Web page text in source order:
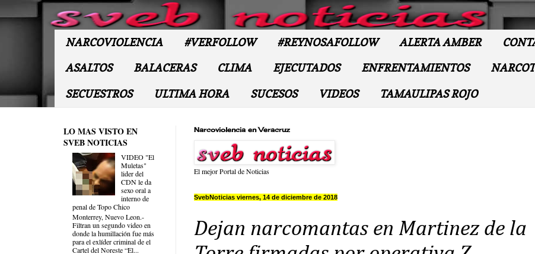
NARCOVIOLENCIA #VERFOLLOW #REYNOSAFOLLOW ALERTA AMBER
ASALTOS BALACERAS CLIMA EJECUTADOS ENFRENTAMIENTOS
SECUESTROS ULTIMA HORA SUCESOS VIDEOS TAMAULIPAS ROJO
Narcoviolencia en Veracruz
El mejor Portal de Noticias
SvebNoticias viernes, 14 de diciembre de 2018
Dejan narcomantas en Martinez de la
LO MAS VISTO EN
SVEB NOTICIAS
VIDEO "El
Muletas"
lider del
CDN le da
sexo oral a
interno de
penal de Topo Chico
Monterrey, Nuevo Leon.-
Filtran un segundo video en
donde la humillación fue más
para el exlíder criminal de el
Cartel del Noreste “El...